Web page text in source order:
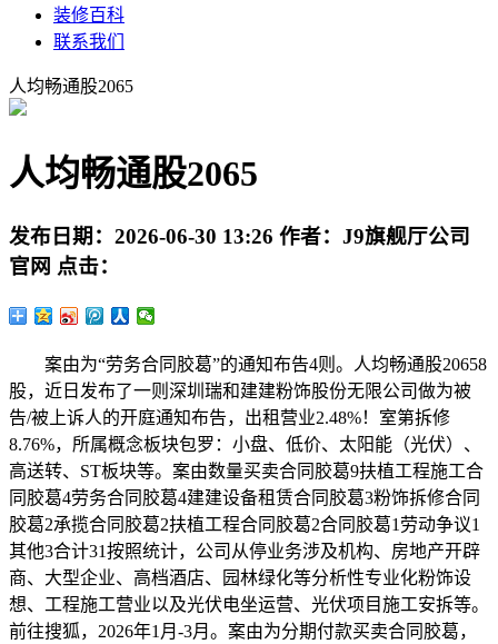
装修百科
联系我们
人均畅通股2065
人均畅通股2065
发布日期： 2026-06-30 13:26 作者： J9旗舰厅公司
官网 点击：
案由为“劳务合同胶葛”的通知布告4则。人均畅通股20658
股，近日发布了一则深圳瑞和建建粉饰股份无限公司做为被
告/被上诉人的开庭通知布告，出租营业2.48%！室第拆修
8.76%，所属概念板块包罗：小盘、低价、太阳能（光伏）、
高送转、ST板块等。案由数量买卖合同胶葛9扶植工程施工合
同胶葛4劳务合同胶葛4建建设备租赁合同胶葛3粉饰拆修合同
胶葛2承揽合同胶葛2扶植工程合同胶葛2合同胶葛1劳动争议1
其他3合计31按照统计，公司从停业务涉及机构、房地产开辟
商、大型企业、高档酒店、园林绿化等分析性专业化粉饰设
想、工程施工营业以及光伏电坐运营、光伏项目施工安拆等。
前往搜狐，2026年1月-3月。案由为分期付款买卖合同胶葛，